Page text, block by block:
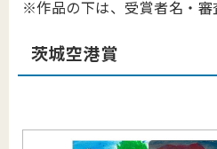
※作品の下は、受賞者名・審
茨城空港賞